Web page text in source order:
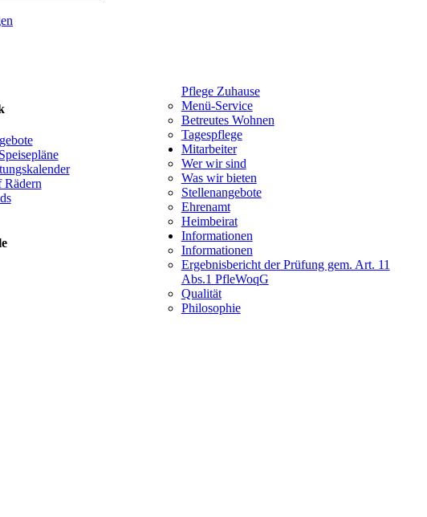
Rädern
Pflege Zuhause
Menü-Service
Betreutes Wohnen
Tagespflege
Mitarbeiter
Wer wir sind
Was wir bieten
Stellenangebote
Ehrenamt
Heimbeirat
Informationen
Informationen
Ergebnisbericht der Prüfung gem. Art. 11
Abs.1 PfleWoqG
Qualität
Philosophie